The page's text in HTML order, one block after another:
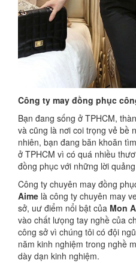
Công ty may đồng phục
Bạn đang sống ở TPHCM,
và cũng là nơi coi trọng vẻ bề
nhiên, bạn đang băn khoăn
ở TPHCM vì có quá nhiều
đồng phục với những lời
Công ty chuyên may đồng
Aime là công ty chuyên may
sở, uư điểm nổi bật của Mon
vào chất lưọng tay nghề của
công sở vì chúng tôi có đội
năm kinh nghiệm trong nghề
dày dạn kinh nghiệm.